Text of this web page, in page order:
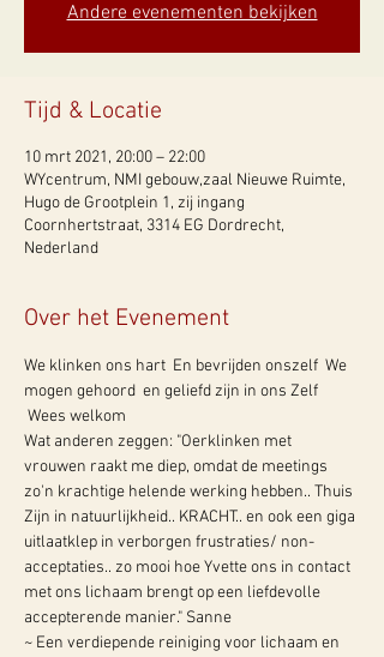
Andere evenementen bekijken
Tijd & Locatie
10 mrt 2021, 20:00 – 22:00
WYcentrum, NMI gebouw,zaal Nieuwe Ruimte,
Hugo de Grootplein 1, zij ingang
Coornhertstraat, 3314 EG Dordrecht,
Nederland
Over het Evenement
We klinken ons hart  En bevrijden onszelf  We
mogen gehoord  en geliefd zijn in ons Zelf
Wees welkom
Wat anderen zeggen: "Oerklinken met
vrouwen raakt me diep, omdat de meetings
zo'n krachtige helende werking hebben.. Thuis
Zijn in natuurlijkheid.. KRACHT.. en ook een giga
uitlaatklep in verborgen frustraties/ non-
acceptaties.. zo mooi hoe Yvette ons in contact
met ons lichaam brengt op een liefdevolle
accepterende manier." Sanne
~ Een verdiepende reiniging voor lichaam en